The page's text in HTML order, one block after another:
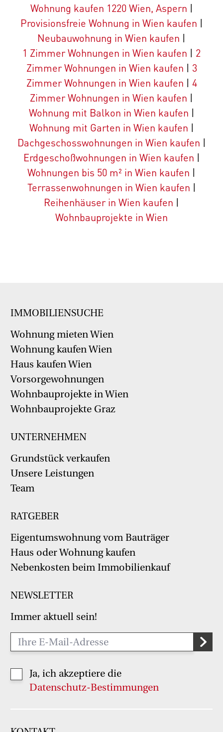
Wohnung kaufen 1220 Wien, Aspern |
Provisionsfreie Wohnung in Wien kaufen |
Neubauwohnung in Wien kaufen |
1 Zimmer Wohnungen in Wien kaufen | 2
Zimmer Wohnungen in Wien kaufen | 3
Zimmer Wohnungen in Wien kaufen | 4
Zimmer Wohnungen in Wien kaufen |
Wohnung mit Balkon in Wien kaufen |
Wohnung mit Garten in Wien kaufen |
Dachgeschosswohnungen in Wien kaufen |
Erdgeschoßwohnungen in Wien kaufen |
Wohnungen bis 50 m² in Wien kaufen |
Terrassenwohnungen in Wien kaufen |
Reihenhäuser in Wien kaufen |
Wohnbauprojekte in Wien
IMMOBILIENSUCHE
Wohnung mieten Wien
Wohnung kaufen Wien
Haus kaufen Wien
Vorsorgewohnungen
Wohnbauprojekte in Wien
Wohnbauprojekte Graz
UNTERNEHMEN
Grundstück verkaufen
Unsere Leistungen
Team
RATGEBER
Eigentumswohnung vom Bauträger
Haus oder Wohnung kaufen
Nebenkosten beim Immobilienkauf
NEWSLETTER
Immer aktuell sein!
Ja, ich akzeptiere die
Datenschutz-Bestimmungen